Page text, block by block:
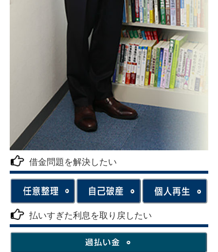
借金問題を解決したい
払いすぎた利息を取り戻したい